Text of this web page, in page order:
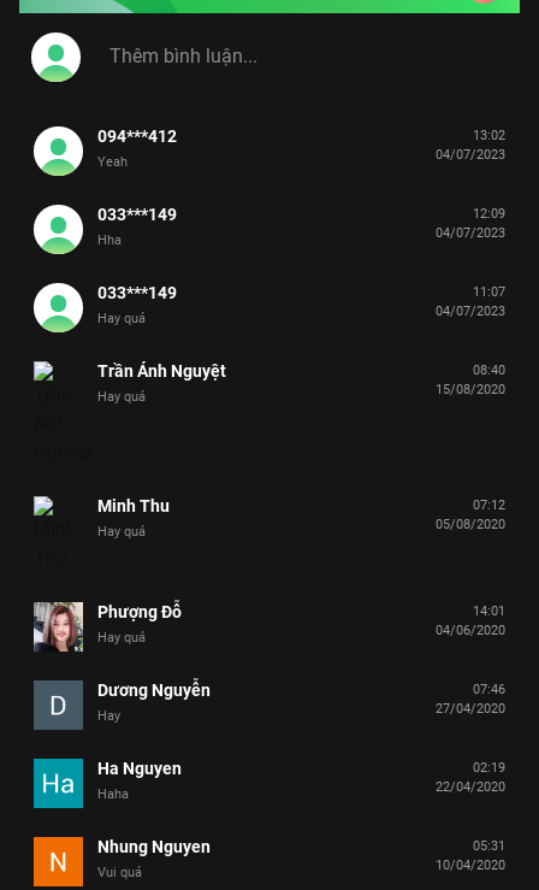
094***412
Yeah
13:02
04/07/2023
033***149
Hha
12:09
04/07/2023
033***149
Hay quá
11:07
04/07/2023
Trần Ánh Nguyệt
Hay quá
08:40
15/08/2020
Minh Thu
Hay quá
07:12
05/08/2020
Phượng Đỗ
Hay quá
14:01
04/06/2020
Dương Nguyễn
Hay
07:46
27/04/2020
Ha Nguyen
Haha
02:19
22/04/2020
Nhung Nguyen
Vui quá
05:31
10/04/2020